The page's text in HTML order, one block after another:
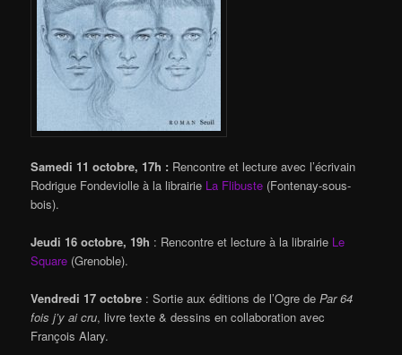
Samedi 11 octobre, 17h : Rencontre et lecture avec l’écrivain
Rodrigue Fondeviolle à la librairie La Flibuste (Fontenay-sous-
bois).
Jeudi 16 octobre, 19h : Rencontre et lecture à la librairie Le
Square (Grenoble).
Vendredi 17 octobre : Sortie aux éditions de l’Ogre dePar 64
fois j’y ai cru, livre texte & dessins en collaboration avec
François Alary.